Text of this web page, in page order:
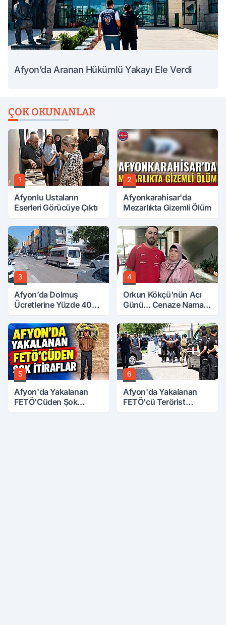
Afyon’da Aranan Hükümlü Yakayı Ele Verdi
ÇOK OKUNANLAR
1
Afyonlu Ustaların
Eserleri Görücüye Çıktı
2
Afyonkarahisar'da
Mezarlıkta Gizemli Ölüm
3
Afyon’da Dolmuş
Ücretlerine Yüzde 40
4
Orkun Kökçü'nün Acı
Günü... Cenaze Namazı
5
Afyon'da Yakalanan
FETÖ'Cüden Şok
6
Afyon'da Yakalanan
FETÖ'cü Terörist